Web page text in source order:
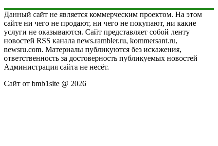
Данный сайт не является коммерческим проектом. На этом
сайте ни чего не продают, ни чего не покупают, ни какие
услуги не оказываются. Сайт представляет собой ленту
новостей RSS канала news.rambler.ru, kommersant.ru,
newsru.com. Материалы публикуются без искажения,
ответственность за достоверность публикуемых новостей
Администрация сайта не несёт.
Сайт от bmb1site @ 2026